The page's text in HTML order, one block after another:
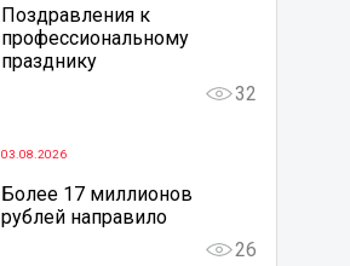
Поздравления к
профессиональному
празднику
32
03.08.2026
Более 17 миллионов
рублей направило
26